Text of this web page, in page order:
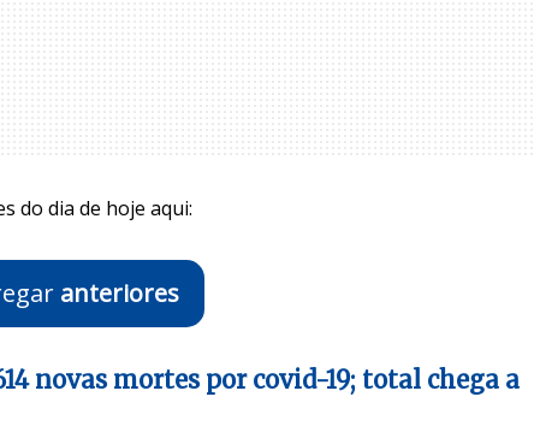
do dia de hoje aqui:
anteriores
novas mortes por covid-19; total chega a